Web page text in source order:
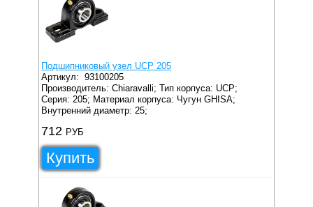
Подшипниковый узел UCP 205
Артикул:93100205
Производитель: Chiaravalli; Тип корпуса: UCP;
Серия: 205; Материал корпуса: Чугун GHISA;
Внутренний диаметр: 25;
712 РУБ
Купить